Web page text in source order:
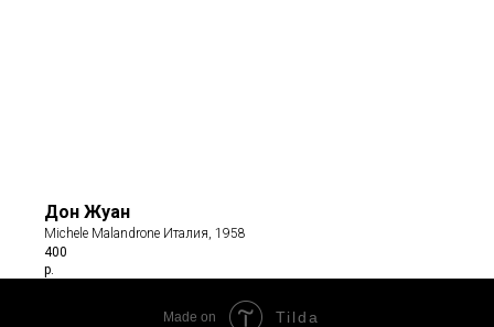
Дон Жуан
Michele Malandrone Италия, 1958
400
р.
Made on Tilda